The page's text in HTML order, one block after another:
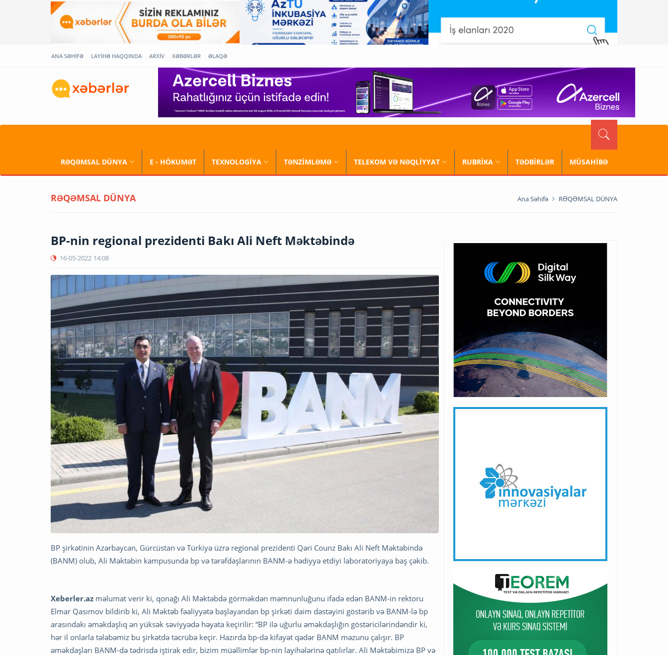
ANA SƏHİFƏ LAYİHƏ HAQQINDA ARXİV XƏBƏRLƏR ƏLAQƏ
RƏQƏMSAL DÜNYA E - HÖKUMƏT TEXNOLOGİYA TƏNZİMLƏMƏ TELEKOM VƏ NƏQLİYYAT RUBRİKA TƏDBİRLƏR MÜSAHİBƏ
RƏQƏMSAL DÜNYA Ana Səhifə RƏQƏMSAL DÜNYA
BP-nin regional prezidenti Bakı Ali Neft Məktəbində
16-05-2022 14:08
BP şirkətinin Azərbaycan, Gürcüstan və Türkiyə üzrə regional prezidenti Qəri Counz Bakı Ali Neft Məktəbində
(BANM) olub, Ali Məktəbin kampusunda bp və tərəfdaşlarının BANM-ə hədiyyə etdiyi laboratoriyaya baş çəkib.
Xeberler.az məlumat verir ki, qonağı Ali Məktəbdə görməkdən məmnunluğunu ifadə edən BANM-in rektoru
Elmar Qasımov bildirib ki, Ali Məktəb fəaliyyətə başlayandan bp şirkəti daim dəstəyini göstərib və BANM-lə bp
arasındakı əməkdaşlıq ən yüksək səviyyədə həyata keçirilir: “BP ilə uğurlu əməkdaşlığın göstəricilərindəndir ki,
hər il onlarla tələbəmiz bu şirkətdə təcrübə keçir. Hazırda bp-də kifayət qədər BANM məzunu çalışır. BP
əməkdaşları BANM-də tədrisdə iştirak edir, bizim müəllimlər bp-nin layihələrinə qatılırlar. Ali Məktəbimizə BP və